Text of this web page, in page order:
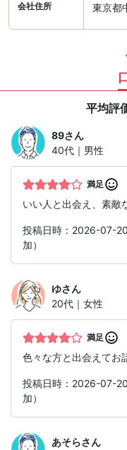
会社住所 東京都
平均評
89さん
40代｜男性
満足
いい人と出会え、素敵
投稿日時：2026-07-
加）
ゆさん
20代｜女性
満足
色々な方と出会えてお
投稿日時：2026-07-
加）
あそらさん